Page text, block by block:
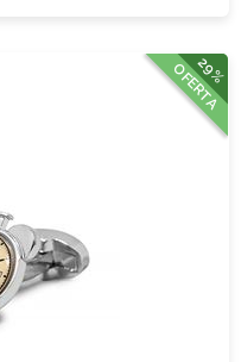
29%
OFERTA